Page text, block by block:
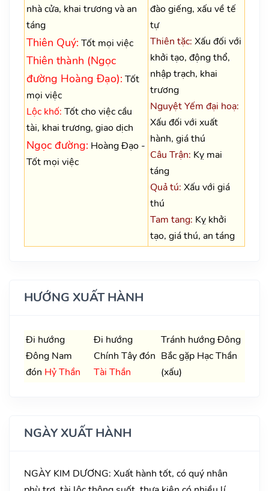
nhà cửa, khai trương và an
táng
Thiên Quý: Tốt mọi việc
Thiên thành (Ngọc
đường Hoàng Đạo): Tốt
mọi việc
Lộc khố: Tốt cho việc cầu
tài, khai trương, giao dịch
Ngọc đường: Hoàng Đạo -
Tốt mọi việc
đào giếng, xấu về tế
tự
Thiên tặc: Xấu đối với
khởi tạo, động thổ,
nhập trạch, khai
trương
Nguyệt Yếm đại hoạ:
Xấu đối với xuất
hành, giá thú
Câu Trận: Kỵ mai
táng
Quả tú: Xấu với giá
thú
Tam tang: Kỵ khởi
tạo, giá thú, an táng
HƯỚNG XUẤT HÀNH
Đi hướng
Đông Nam
đón Hỷ Thần
Đi hướng
Chính Tây đón
Tài Thần
Tránh hướng Đông
Bắc gặp Hạc Thần
(xấu)
NGÀY XUẤT HÀNH
NGÀY KIM DƯƠNG: Xuất hành tốt, có quý nhân